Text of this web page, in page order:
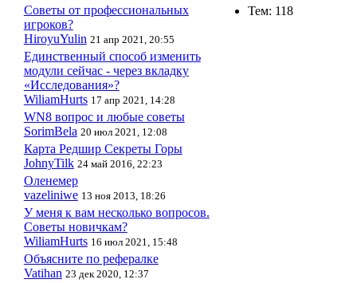
Тем: 118
Советы от профессиональных
игроков?
HiroyuYulin 21 апр 2021, 20:55
Единственный способ изменить
модули сейчас - через вкладку
«Исследования»?
WiliamHurts 17 апр 2021, 14:28
WN8 вопрос и любые советы
SorimBela 20 июл 2021, 12:08
Карта Редшир Секреты Горы
JohnyTilk 24 май 2016, 22:23
Оленемер
vazeliniwe 13 ноя 2013, 18:26
У меня к вам несколько вопросов.
Советы новичкам?
WiliamHurts 16 июл 2021, 15:48
Объясните по рефералке
Vatihan 23 дек 2020, 12:37